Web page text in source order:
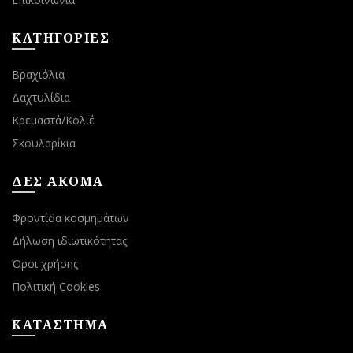
ΚΑΤΗΓΟΡΙΕΣ
Βραχιόλια
Δαχτυλίδια
Κρεμαστά/Κολιέ
Σκουλαρίκια
ΔΕΣ ΑΚΟΜΑ
Φροντίδα κοσμημάτων
Δήλωση ιδιωτικότητας
Όροι χρήσης
Πολιτική Cookies
ΚΑΤΑΣΤΗΜΑ